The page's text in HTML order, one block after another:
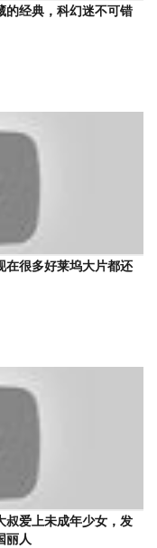
的经典，科幻迷不可错
在很多好莱坞大片都还
叔爱上未成年少女，发
丽人